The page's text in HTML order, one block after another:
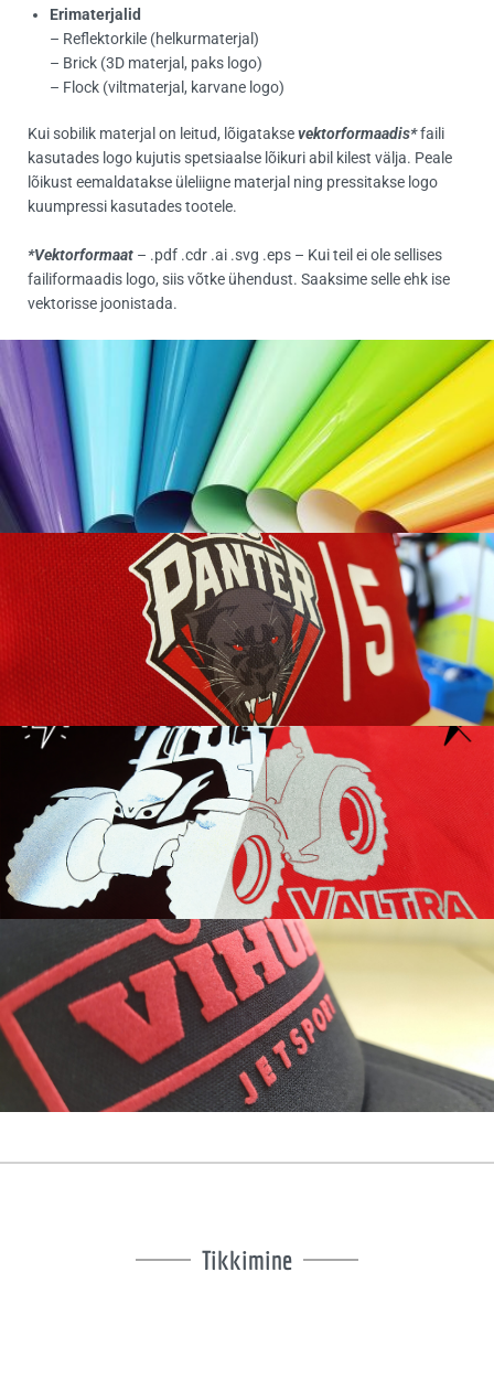
Erimaterjalid
– Reflektorkile (helkurmaterjal)
– Brick (3D materjal, paks logo)
– Flock (viltmaterjal, karvane logo)
Kui sobilik materjal on leitud, lõigataksevektorformaadis*faili
kasutades logo kujutis spetsiaalse lõikuri abil kilest välja. Peale
lõikust eemaldatakse üleliigne materjal ning pressitakse logo
kuumpressi kasutades tootele.
*Vektorformaat – .pdf .cdr .ai .svg .eps – Kui teil ei ole sellises
failiformaadis logo, siis võtke ühendust. Saaksime selle ehk ise
vektorisse joonistada.
Tikkimine